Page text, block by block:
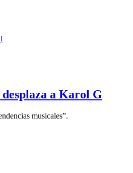
a Karol G
musicales”.